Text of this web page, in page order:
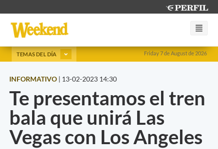
Friday 7 de August de 2026
TEMAS DEL DÍA
INFORMATIVO | 13-02-2023 14:30
Te presentamos el tren
bala que unirá Las
Vegas con Los Angeles